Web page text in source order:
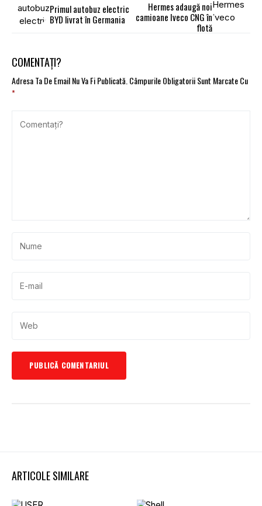
Primul autobuz electric
BYD livrat în Germania
Hermes adaugă noi
camioane Iveco CNG în
flotă
COMENTAȚI?
Adresa Ta De Email Nu Va Fi Publicată. Câmpurile Obligatorii Sunt Marcate Cu
*
ARTICOLE SIMILARE